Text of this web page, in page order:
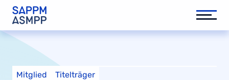
Mitglied Titelträger